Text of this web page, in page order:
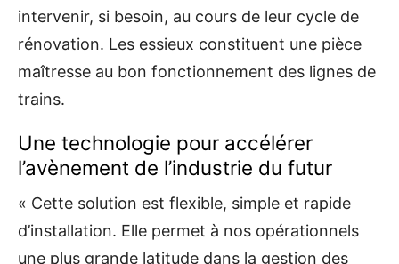
intervenir, si besoin, au cours de leur cycle de
rénovation. Les essieux constituent une pièce
maîtresse au bon fonctionnement des lignes de
trains.
Une technologie pour accélérer
l’avènement de l’industrie du futur
« Cette solution est flexible, simple et rapide
d’installation. Elle permet à nos opérationnels
une plus grande latitude dans la gestion des